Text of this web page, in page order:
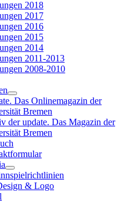
2018
2017
2016
2015
2014
2011-2013
2008-2010
Das Onlinemagazin der
Bremen
der update. Das Magazin der
Bremen
& Logo